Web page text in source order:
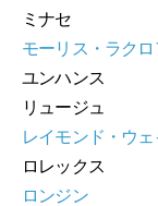
ミナセ
モーリス・ラクロ
ユンハンス
リュージュ
レイモンド・ウ
ロレックス
ロンジン